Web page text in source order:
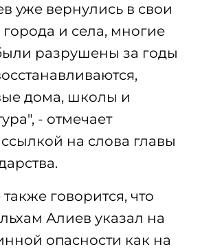
уже вернулись в свои
и села, многие
разрушены за годы
дома, школы и
- отмечает
на слова главы
говорится, что
Алиев указал на
опасности как на